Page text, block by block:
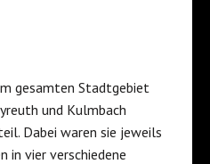
gesamten Stadtgebiet
und Kulmbach
Dabei waren sie jeweils
in vier verschiedene